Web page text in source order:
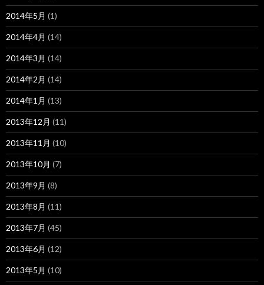
2014年5月 (1)
2014年4月 (14)
2014年3月 (14)
2014年2月 (14)
2014年1月 (13)
2013年12月 (11)
2013年11月 (10)
2013年10月 (7)
2013年9月 (8)
2013年8月 (11)
2013年7月 (45)
2013年6月 (12)
2013年5月 (10)